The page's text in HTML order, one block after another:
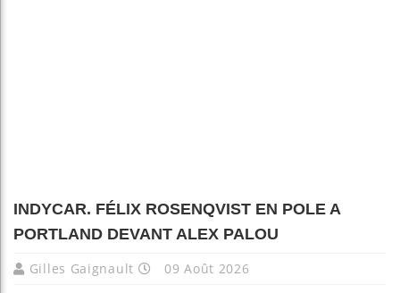
INDYCAR. FÉLIX ROSENQVIST EN POLE A
PORTLAND DEVANT ALEX PALOU
Gilles Gaignault 09 Août 2026